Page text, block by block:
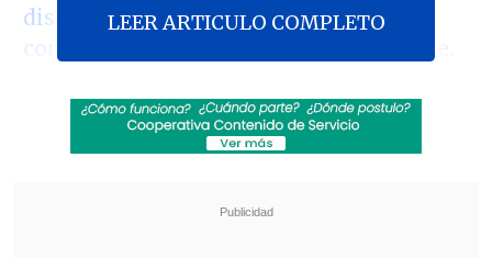
discurso sobre una antigua relación y
con claros problemas para comunicarse
equipo tuvo que salir a explicar que
Prieto se encontraba en un tratamiento
LEER ARTICULO COMPLETO